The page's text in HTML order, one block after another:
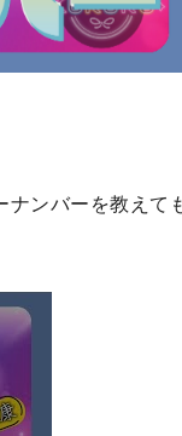
ンバーを教えて